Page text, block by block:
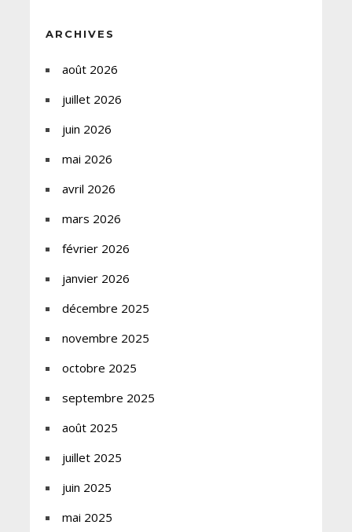
ARCHIVES
août 2026
juillet 2026
juin 2026
mai 2026
avril 2026
mars 2026
février 2026
janvier 2026
décembre 2025
novembre 2025
octobre 2025
septembre 2025
août 2025
juillet 2025
juin 2025
mai 2025